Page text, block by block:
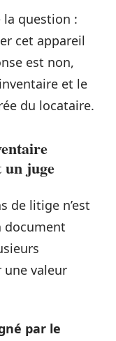
la question :
cet appareil
est non,
et le
du locataire.
juge
de litige n’est
document
valeur
par le